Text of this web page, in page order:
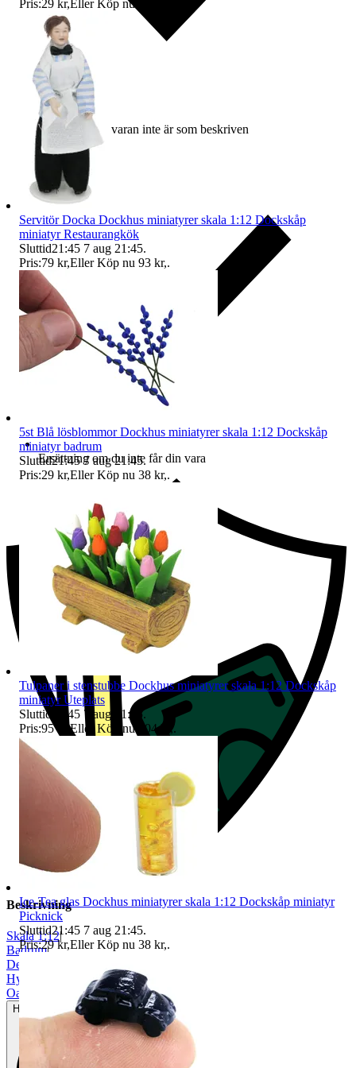
Ersättning om varan inte är som beskriven
Ersättning om du inte får din vara
Beskrivning
Skala 1:12|
Badrum|
Dekoration
Hyllor & skåp
Oanvänt
Helt ny och aldrig använd
Pris:29 kr, Eller Köp nu
Servitör Docka Dockhus miniatyrer skala 1:12 Dockskåp
miniatyr Restaurangkök
Sluttid21:45 7 aug 21:45.
Pris:79 kr,Eller Köp nu 93 kr,.
5st Blå lösblommor Dockhus miniatyrer skala 1:12 Dockskåp
miniatyr badrum
Sluttid21:45 7 aug 21:45.
Pris:29 kr,Eller Köp nu 38 kr,.
Tulpaner i stenstubbe Dockhus miniatyrer skala 1:12 Dockskåp
miniatyr Uteplats
Sluttid
21:45 7 aug 21:45.
Pris:95 kr ,Eller Köp nu 104 kr ,.
Ice-Tea glas Dockhus miniatyrer skala 1:12 Dockskåp miniatyr
Picknick
Sluttid21:45 7 aug 21:45.
Pris:29 kr,Eller Köp nu 38 kr,.